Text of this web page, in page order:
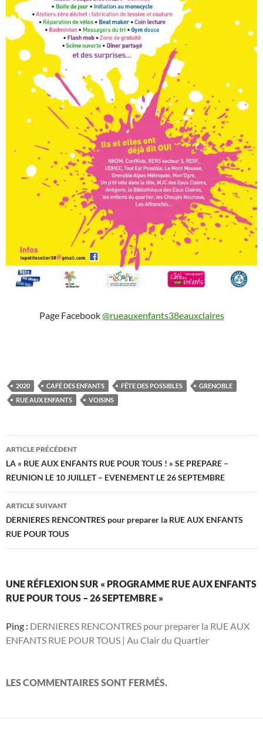
Page Facebook@rueauxenfants38eauxclaires
2020 CAFÉ DES ENFANTS FÊTE DES POSSIBLES
GRENOBLE
RUE AUX ENFANTS
VOISINS
Navigation
des
articles
ARTICLE PRÉCÉDENT
LA « RUE AUX ENFANTS RUE POUR TOUS ! » SE PREPARE –
REUNION LE 10 JUILLET – EVENEMENT LE 26 SEPTEMBRE
ARTICLE SUIVANT
DERNIERES RENCONTRES pour preparer la RUE AUX ENFANTS
RUE POUR TOUS
UNE RÉFLEXION SUR « PROGRAMME RUE AUX ENFANTS
RUE POUR TOUS – 26 SEPTEMBRE »
Ping : DERNIERES RENCONTRES pour preparer la RUE AUX
ENFANTS RUE POUR TOUS | Au Clair du Quartier
LES COMMENTAIRES SONT FERMÉS.